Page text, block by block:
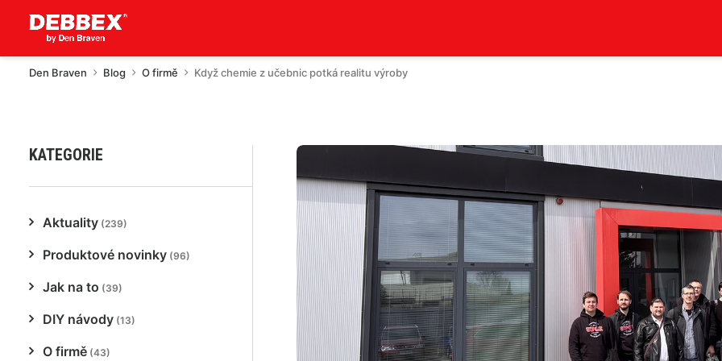
Den Braven Blog O firmě Když chemie z učebnic potká realitu výroby
KATEGORIE
Aktuality (239)
Produktové novinky (96)
Jak na to (39)
DIY návody (13)
O firmě (43)